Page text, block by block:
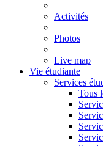
Activités
Photos
Live map
Vie étudiante
Services
Tous